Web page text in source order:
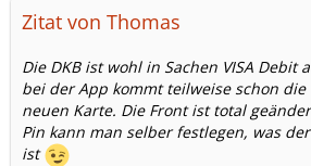
Zitat von Thomas
Die DKB ist wohl in Sachen VISA Debit
bei der App kommt teilweise schon
neuen Karte. Die Front ist total
Pin kann man selber festlegen, was
ist